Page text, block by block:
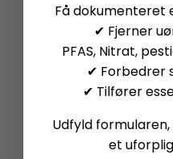
Få dokumenteret
✔ Fjerner
PFAS, Nitrat,
✔ Forbedrer
✔ Tilfører
Udfyld
et